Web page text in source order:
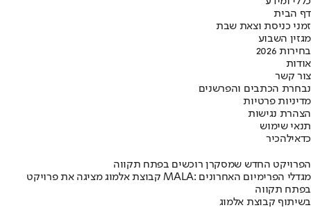
דף הבית
זמני כניסת וצאת שבת
מגזין השבוע
בחירות 2026
אודות
צור קשר
נבחרת הכתבים והפרשנים
מדיניות פרטיות
הצהרת נגישות
תנאי שימוש
כדאילהכיר
הפרויקט החדש שמסקרן רוכשים בפתח תקווה
קבוצת אלמוג מציגה את פרויקט MALA: מגדלי הפרימיום האחרונים
בפתח תקווה
בשיתוף קבוצת אלמוג